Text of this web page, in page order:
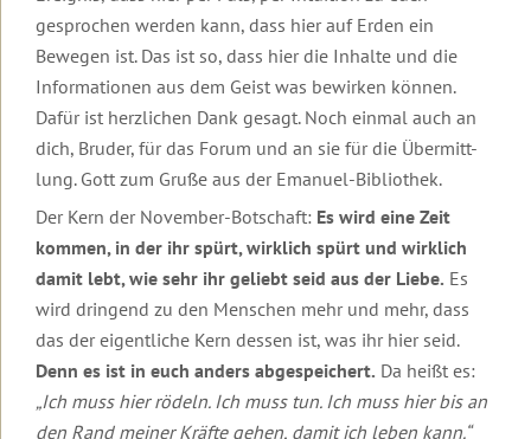
auf
Lesbos
Weitere
Themenwelten
Die
Transformationswoche
Basis
Erfolg,
Fülle
&
Erfüllung
Körper,
Psyche
&
Betz
Basis-
Mediathek
Das
könnte
so
sein,
wenn
Der
Frieden
in
der
Welt
beginnt
zur
Insel
Lesbos
Weitere
Informationen
zu
Urlaubsseminaren
Organisatorisches
&
Gebühren
Seminarhotel
Flugbuchung
und
Flughafentransfer
Einleitung
Video
zur
Transformations-
Therapie
Transformationstherapie
Entwicklung
Transformations-
Therapie
Geistige
Grundlagen
Transformations-
Menschenbild
Die
Transformationswoche®
Einleitung
Videos
Transformationswoche®
Dein
Transformationsprozess®
Einleitung
Organisatorische
und
Kosten
Gruppen,
Termine
und
Rückmeldungen
Ausbildung
in
Transformations-
Therapie
Einleitung
10
Merkmale
der
Transformationstherapie
Inhalte
Ausbildung
in
Transformations-
Coaching
Grundlagen
Informationen
und
Therapeuten
&
Coaches
Transformations-
Coaches
für
die
Wirtschaft
&
Kontakt
Kontakt
Häufig
gestellte
Fragen
Infomaterial
und
Kataloge
Gästebuch
Einleitung
Eintrag
ins
Gästebuch
Newsletter
Mediathek
Überblick
Videos
mit
Robert
Betz
Einleitung
Interviews
Kurzvorträge
Meditationen
Kostenfreie
E-
Books
Online-
Aufzeichnungen
gesprochen werden kann, dass hier auf Erden ein
Bewegen ist. Das ist so, dass hier die Inhalte und die
Informationen aus dem Geist was bewirken können.
Dafür ist herzlichen Dank gesagt. Noch einmal auch an
dich, Bruder, für das Forum und an sie für die Übermitt-
lung. Gott zum Gruße aus der Emanuel-Bibliothek.
Der Kern der November-Botschaft: Es wird eine Zeit
kommen, in der ihr spürt, wirklich spürt und wirklich
damit lebt, wie sehr ihr geliebt seid aus der Liebe. Es
wird dringend zu den Menschen mehr und mehr, dass
das der eigentliche Kern dessen ist, was ihr hier seid.
Denn es ist in euch anders abgespeichert. Da heißt es:
„Ich muss hier rödeln. Ich muss tun. Ich muss hier bis an
den Rand meiner Kräfte gehen, damit ich leben kann.“